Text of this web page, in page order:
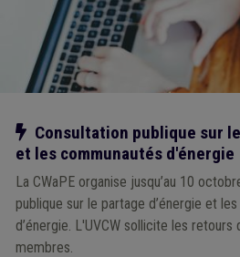
Notre action
Consultation publique sur
et les communautés d'énergie
La CWaPE organise jusqu’au 10
publique sur le partage d’énergie et
d’énergie. L'UVCW sollicite les
membres.